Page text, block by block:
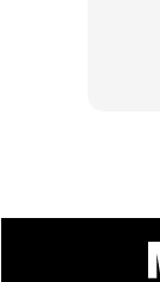
pilihan yang
kepelbagaian